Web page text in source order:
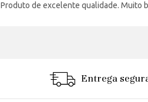
Produto de excelente qualidade. Muito
Entrega